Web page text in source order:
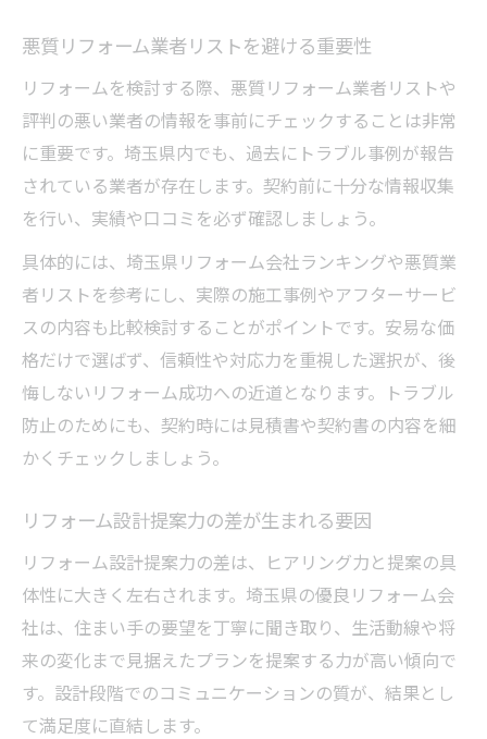
悪質リフォーム業者リストを避ける重要性
リフォームを検討する際、悪質リフォーム業者リストや
評判の悪い業者の情報を事前にチェックすることは非常
に重要です。埼玉県内でも、過去にトラブル事例が報告
されている業者が存在します。契約前に十分な情報収集
を行い、実績や口コミを必ず確認しましょう。
具体的には、埼玉県リフォーム会社ランキングや悪質業
者リストを参考にし、実際の施工事例やアフターサービ
スの内容も比較検討することがポイントです。安易な価
格だけで選ばず、信頼性や対応力を重視した選択が、後
悔しないリフォーム成功への近道となります。トラブル
防止のためにも、契約時には見積書や契約書の内容を細
かくチェックしましょう。
リフォーム設計提案力の差が生まれる要因
リフォーム設計提案力の差は、ヒアリング力と提案の具
体性に大きく左右されます。埼玉県の優良リフォーム会
社は、住まい手の要望を丁寧に聞き取り、生活動線や将
来の変化まで見据えたプランを提案する力が高い傾向で
す。設計段階でのコミュニケーションの質が、結果とし
て満足度に直結します。